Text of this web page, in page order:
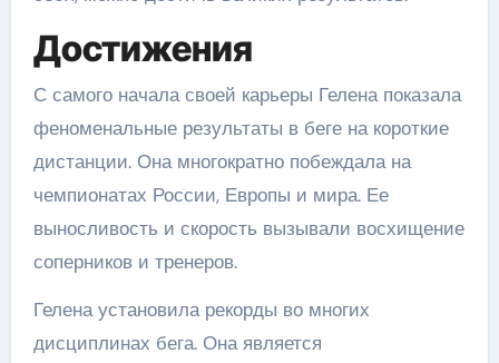
Достижения
С самого начала своей карьеры Гелена показала
феноменальные результаты в беге на короткие
дистанции. Она многократно побеждала на
чемпионатах России, Европы и мира. Ее
выносливость и скорость вызывали восхищение
соперников и тренеров.
Гелена установила рекорды во многих
дисциплинах бега. Она является